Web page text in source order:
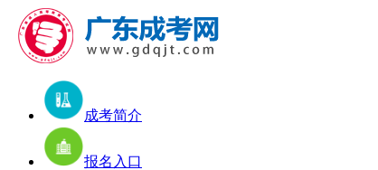
成考简介
报名入口